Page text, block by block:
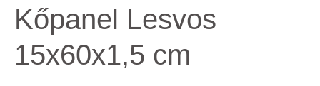
Kőpanel Lesvos
15x60x1,5 cm